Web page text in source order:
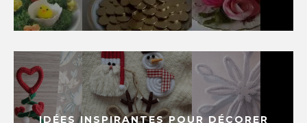
IDÉES INSPIRANTES POUR DÉCORER